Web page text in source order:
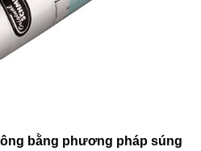
bằng phương pháp súng